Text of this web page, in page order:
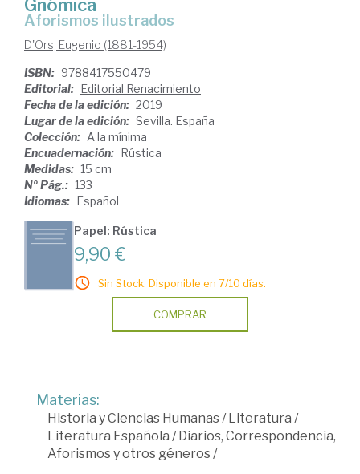
Gnómica
aforismos ilustrados
D'Ors, Eugenio (1881-1954)
ISBN: 9788417550479
Editorial: Editorial Renacimiento
Fecha de la edición: 2019
Lugar de la edición: Sevilla. España
Colección: A la mínima
Encuadernación: Rústica
Medidas: 15 cm
Nº Pág.: 133
Idiomas: Español
Papel: Rústica
9,90 €
Sin Stock. Disponible en 7/10 días.
COMPRAR
Materias:
Historia y Ciencias Humanas /Literatura /
Literatura Española /Diarios, Correspondencia,
Aforismos y otros géneros /